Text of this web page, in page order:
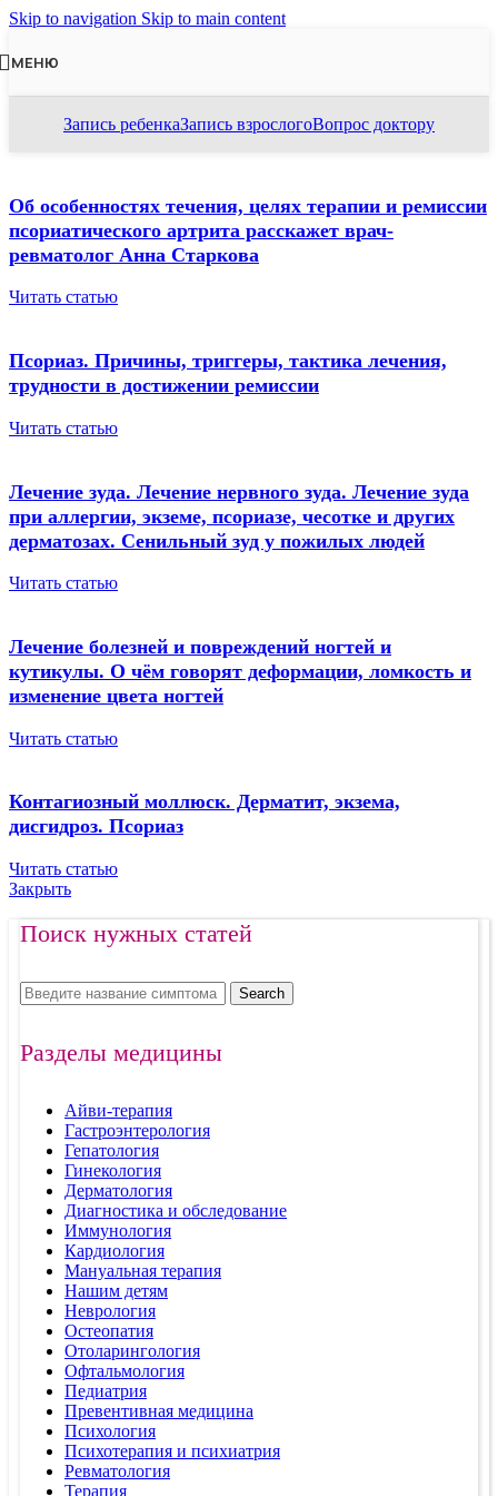
Skip to navigation Skip to main content
МЕНЮ
Запись ребенкаЗапись взрослогоВопрос доктору
Об особенностях течения, целях терапии и ремиссии
псориатического артрита расскажет врач-
ревматолог Анна Старкова
Читать статью
Псориаз. Причины, триггеры, тактика лечения,
трудности в достижении ремиссии
Читать статью
Лечение зуда. Лечение нервного зуда. Лечение зуда
при аллергии, экземе, псориазе, чесотке и других
дерматозах. Сенильный зуд у пожилых людей
Читать статью
Лечение болезней и повреждений ногтей и
кутикулы. О чём говорят деформации, ломкость и
изменение цвета ногтей
Читать статью
Контагиозный моллюск. Дерматит, экзема,
дисгидроз. Псориаз
Читать статью
Закрыть
Поиск нужных статей
Search
Разделы медицины
Айви-терапия
Гастроэнтерология
Гепатология
Гинекология
Дерматология
Диагностика и обследование
Иммунология
Кардиология
Мануальная терапия
Нашим детям
Неврология
Остеопатия
Отоларингология
Офтальмология
Педиатрия
Превентивная медицина
Психология
Психотерапия и психиатрия
Ревматология
Терапия